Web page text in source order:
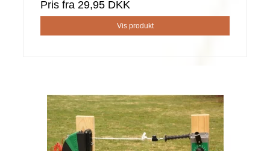
Pris fra 29,95 DKK
Vis produkt